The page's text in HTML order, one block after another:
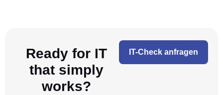
Ready for IT
that simply
works?
IT-Check anfragen